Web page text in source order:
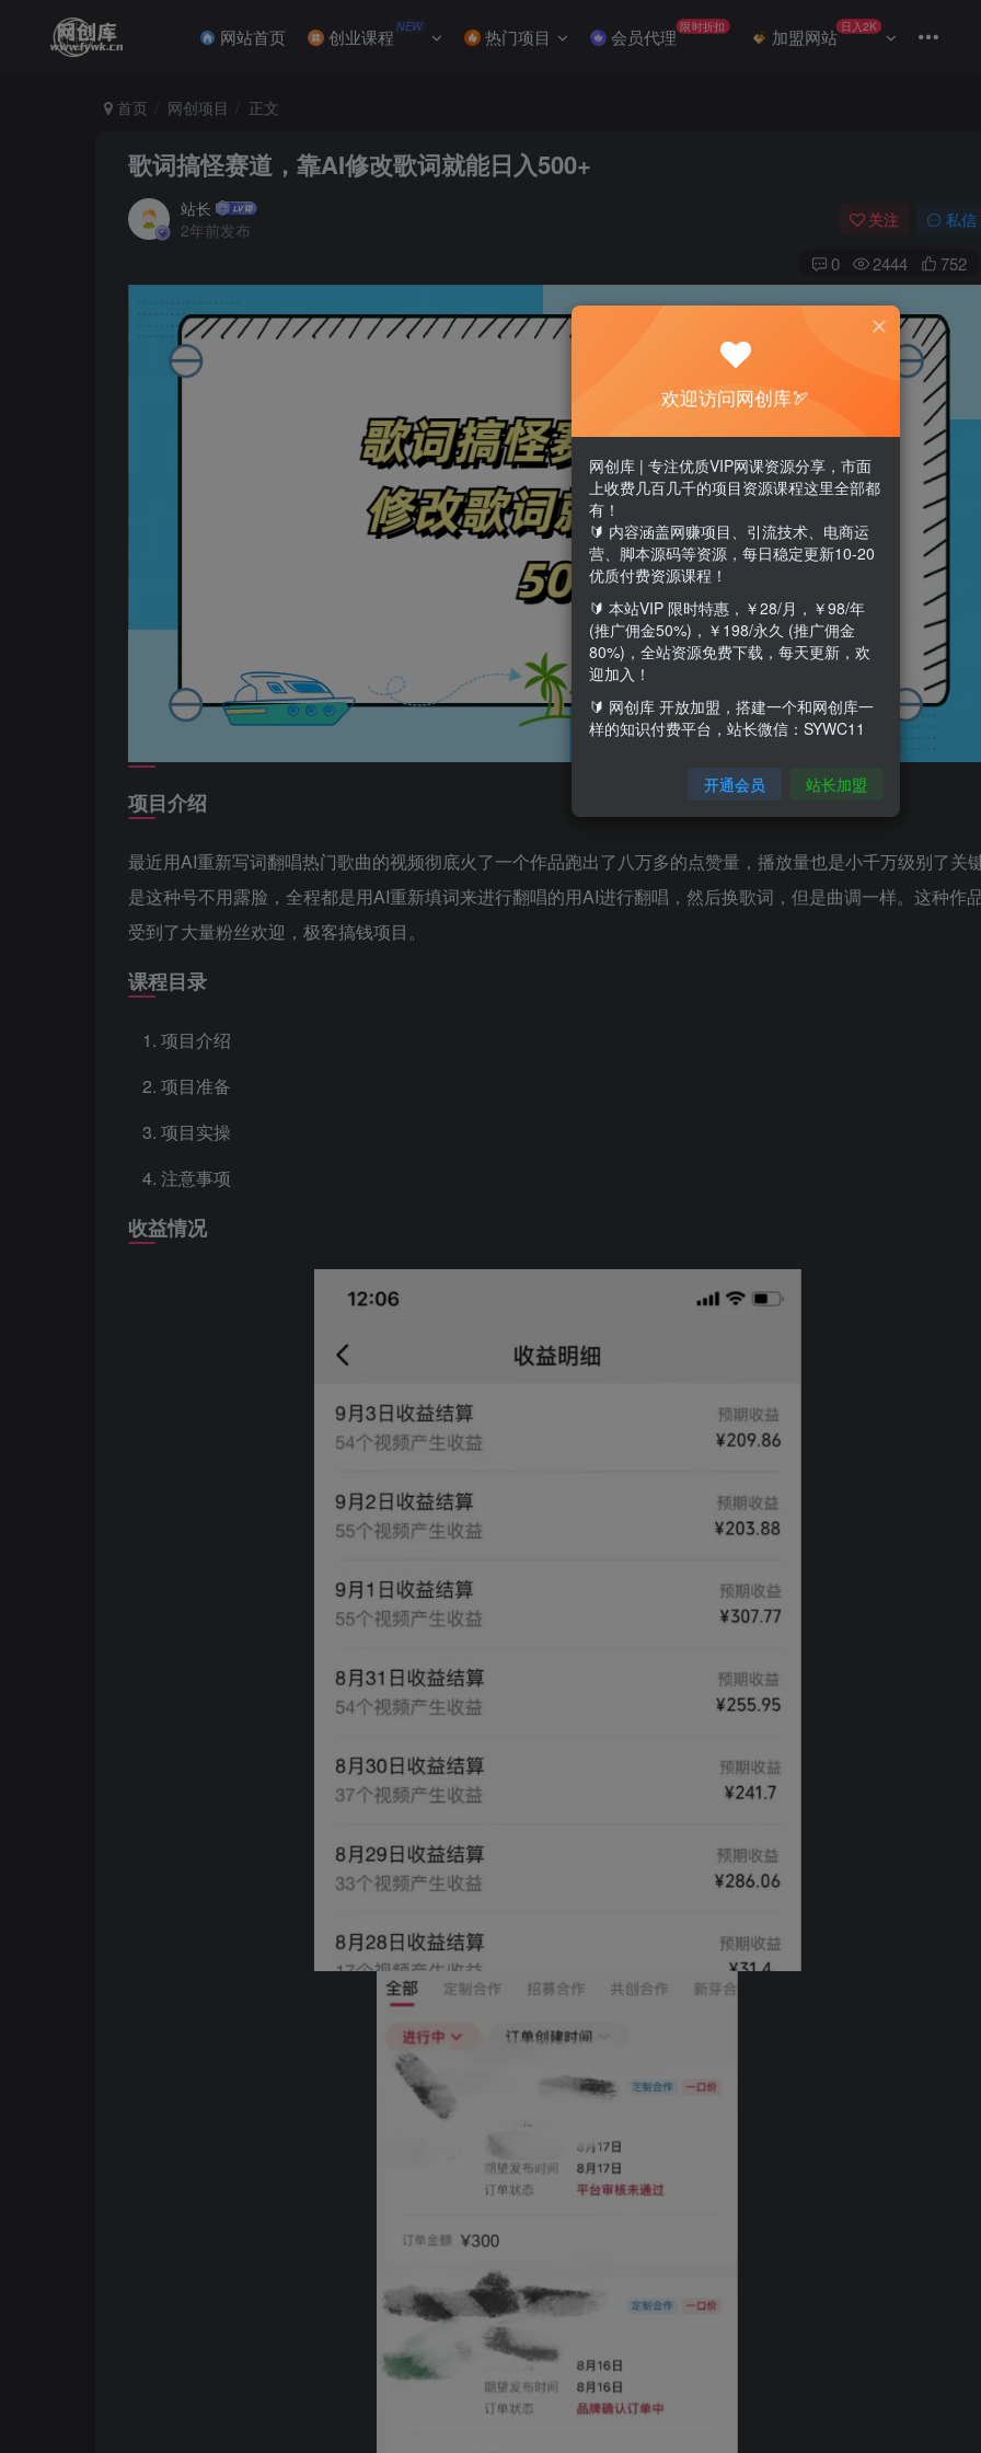
网站首页 创业课程 NEW 热门项目 会员代理 限时折扣 加盟网站 日入2K
首页 网创项目 正文
歌词搞怪赛道，靠AI修改歌词就能日入500+
站长
2年前发布
关注 私信
0 2444 752
项目介绍
最近用AI重新写词翻唱热门歌曲的视频彻底火了一个作品跑出了八万多的点赞量，播放量也是小千万级别了关
是这种号不用露脸，全程都是用AI重新填词来进行翻唱的用AI进行翻唱，然后换歌词，但是曲调一样。这种作
受到了大量粉丝欢迎，极客搞钱项目。
课程目录
项目介绍
项目准备
项目实操
注意事项
收益情况
欢迎访问网创库🏹
网创库 | 专注优质VIP网课资源分享，市面
上收费几百几千的项目资源课程这里全部都
有！
🔰 内容涵盖网赚项目、引流技术、电商运
营、脚本源码等资源，每日稳定更新10-20
优质付费资源课程！
🔰 本站VIP 限时特惠，￥28/月，￥98/年
(推广佣金50%)，￥198/永久 (推广佣金
80%)，全站资源免费下载，每天更新，欢
迎加入！
🔰 网创库 开放加盟，搭建一个和网创库一
样的知识付费平台，站长微信：SYWC11
开通会员 站长加盟